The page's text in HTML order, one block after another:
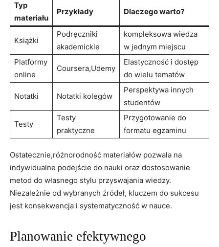
Typ
materiału
Przykłady Dlaczego warto?
Książki
Podręczniki
akademickie
kompleksowa wiedza
w jednym miejscu
Platformy
online
Coursera,Udemy
Elastyczność i dostęp
do wielu tematów
Notatki Notatki kolegów
Perspektywa innych
studentów
Testy
Testy
praktyczne
Przygotowanie do
formatu egzaminu
Ostatecznie,różnorodność materiałów pozwala na
indywidualne podejście do nauki oraz dostosowanie
metod do własnego stylu przyswajania wiedzy.
Niezależnie od wybranych źródeł, kluczem do sukcesu
jest konsekwencja i systematyczność w nauce.
Planowanie efektywnego